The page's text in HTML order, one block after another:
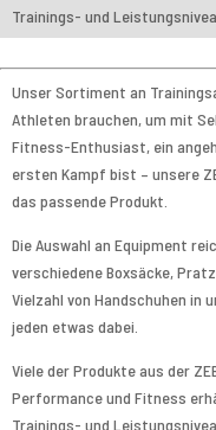
Unser Sortiment an
Athleten brauchen, um mit
Fitness-Enthusiast, ein
ersten Kampf bist – unsere
das passende Produkt.
Die Auswahl an Equipment
verschiedene Boxsäcke,
Vielzahl von Handschuhen in
jeden etwas dabei.
Viele der Produkte aus der
Performance und Fitness
Trainings- und
Trainings- und
Einsteiger finden in unserer
Lösung; Athleten auf
Funktionen unserer
Amateurkämpfer sind mit
gerüstet. Auf welchem
Selbstvertrauen zu
vorgesehen. Eine Nutzung
Sicherheitsfragen führen.